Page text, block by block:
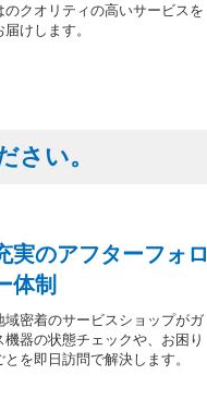
のクオリティの高いサービスを
届けします。
さい。
実のアフターフォロ
体制
域密着のサービスショップがガ
機器の状態チェックや、お困り
とを即日訪問で解決します。